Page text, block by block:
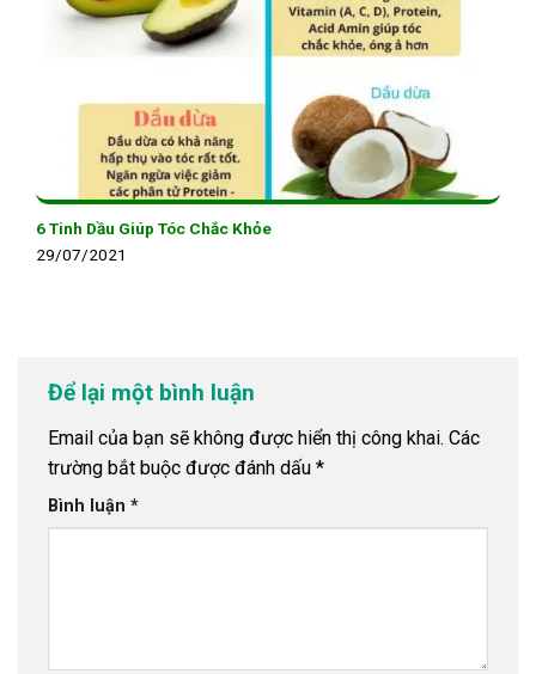
6 Tinh Dầu Giúp Tóc Chắc Khỏe
29/07/2021
Để lại một bình luận
Email của bạn sẽ không được hiển thị công khai. Các
trường bắt buộc được đánh dấu *
Bình luận *